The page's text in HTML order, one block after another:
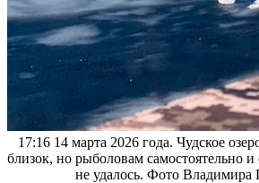
17:16 14 марта 2026 года. Чудское
близок, но рыболовам самостоятельно
не удалось. Фото Владимира